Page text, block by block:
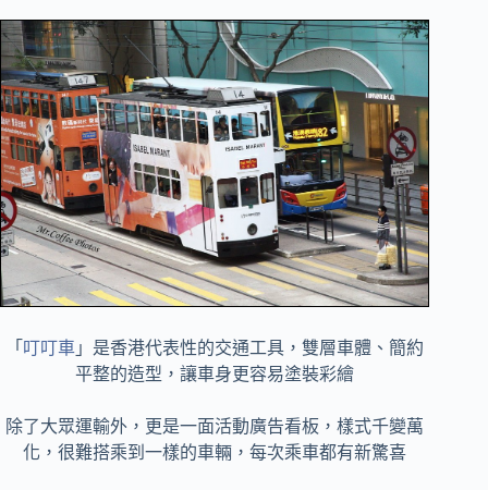
「 叮叮車 」是香港代表性的交通工具，雙層車體、簡約
平整的造型，讓車身更容易塗裝彩繪
除了大眾運輸外，更是一面活動廣告看板，樣式千變萬
化，很難搭乘到一樣的車輛，每次乘車都有新驚喜